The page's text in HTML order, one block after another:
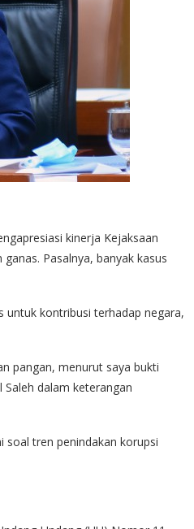
kinerja Kejaksaan
Pasalnya, banyak kasus
untuk kontribusi terhadap negara,
pangan, menurut saya bukti
dalam keterangan
soal tren penindakan korupsi